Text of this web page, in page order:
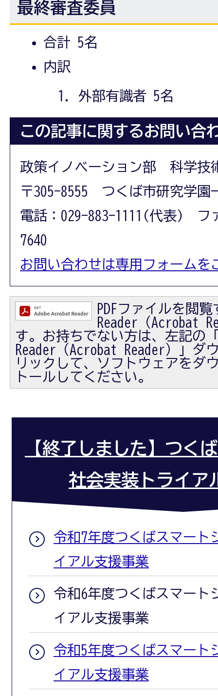
最終審査委員
合計 5名
内訳
外部有識者 5名
この記事に関するお問い合
政策イノベーション部 科学技
〒305-8555 つくば市研究学園
電話：029-883-1111(代表) フ
7640
お問い合わせは専用フォームを
PDFファイルを閲
Reader（Acrobat
す。お持ちでない方は、左記の
Reader（Acrobat Reader）」ダ
リックして、ソフトウェアをダ
トールしてください。
【終了しました】つく
社会実装トライア
令和7年度つくばスマート
イアル支援事業
令和6年度つくばスマート
イアル支援事業
令和5年度つくばスマート
イアル支援事業